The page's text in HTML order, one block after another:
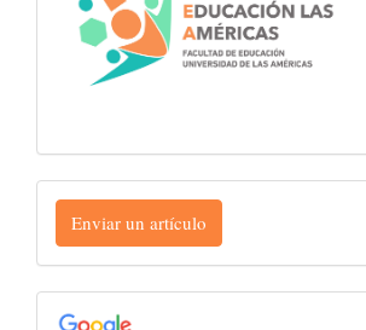
Enviar
un
artículo
Enviar un artículo
INDEXACIONES